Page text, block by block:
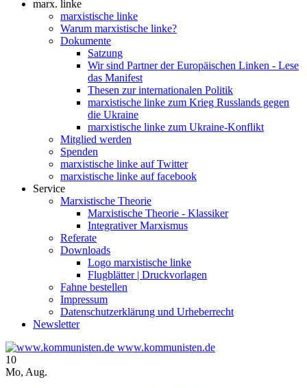
marx. linke
marxistische linke
Warum marxistische linke?
Dokumente
Satzung
Wir sind Partner der Europäischen Linken - Lese
das Manifest
Thesen zur internationalen Politik
marxistische linke zum Krieg Russlands gegen
die Ukraine
marxistische linke zum Ukraine-Konflikt
Mitglied werden
Spenden
marxistische linke auf Twitter
marxistische linke auf facebook
Service
Marxistische Theorie
Marxistische Theorie - Klassiker
Integrativer Marxismus
Referate
Downloads
Logo marxistische linke
Flugblätter | Druckvorlagen
Fahne bestellen
Impressum
Datenschutzerklärung und Urheberrecht
Newsletter
www.kommunisten.de
10
Mo, Aug.